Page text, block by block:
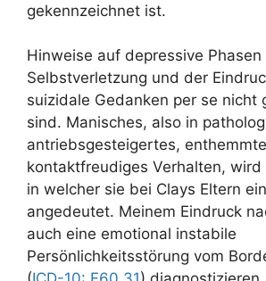
gekennzeichnet ist.
Hinweise auf depressive Phasen
Selbstverletzung und der
suizidale Gedanken per se nicht
sind. Manisches, also in
antriebsgesteigertes,
kontaktfreudiges Verhalten, wird
in welcher sie bei Clays Eltern
angedeutet. Meinem Eindruck
auch eine emotional instabile
Persönlichkeitsstörung vom